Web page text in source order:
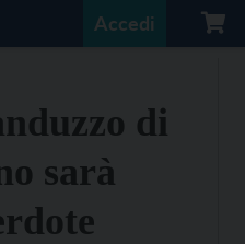
Accedi
di
sarà